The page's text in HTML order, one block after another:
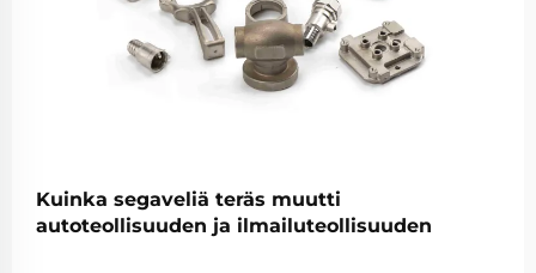
Kuinka segaveliä teräs muutti
autoteollisuuden ja ilmailuteollisuuden